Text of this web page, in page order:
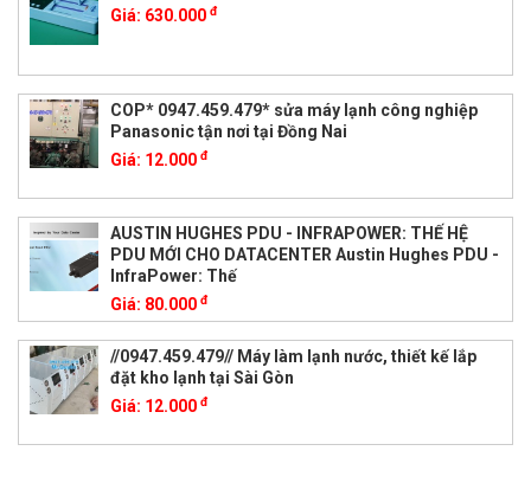
Giá: 630.000 đ
COP* 0947.459.479* sửa máy lạnh công nghiệp
Panasonic tận nơi tại Đồng Nai
Giá: 12.000 đ
AUSTIN HUGHES PDU - INFRAPOWER: THẾ HỆ
PDU MỚI CHO DATACENTER Austin Hughes PDU -
InfraPower: Thế
Giá: 80.000 đ
//0947.459.479// Máy làm lạnh nước, thiết kế lắp
đặt kho lạnh tại Sài Gòn
Giá: 12.000 đ